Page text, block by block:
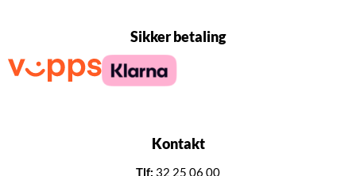
Sikker betaling
Kontakt
Tlf: 32 25 06 00